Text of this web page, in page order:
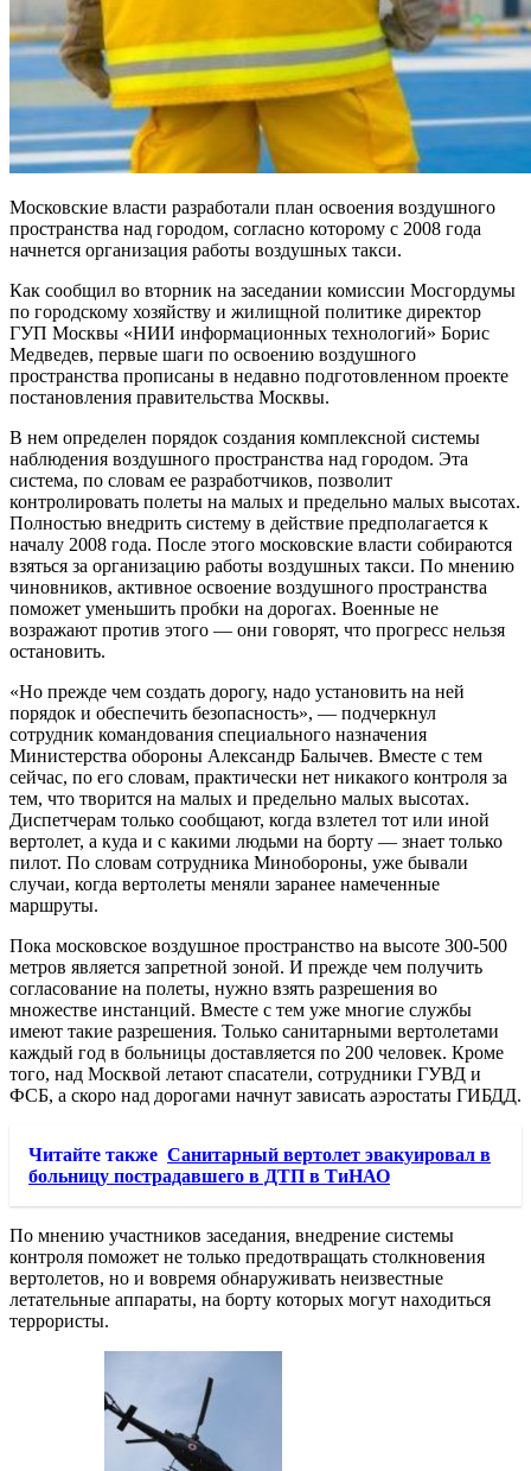
Московские власти разработали план освоения воздушного
пространства над городом, согласно которому с 2008 года
начнется организация работы воздушных такси.
Как сообщил во вторник на заседании комиссии Мосгордумы
по городскому хозяйству и жилищной политике директор
ГУП Москвы «НИИ информационных технологий» Борис
Медведев, первые шаги по освоению воздушного
пространства прописаны в недавно подготовленном проекте
постановления правительства Москвы.
В нем определен порядок создания комплексной системы
наблюдения воздушного пространства над городом. Эта
система, по словам ее разработчиков, позволит
контролировать полеты на малых и предельно малых высотах.
Полностью внедрить систему в действие предполагается к
началу 2008 года. После этого московские власти собираются
взяться за организацию работы воздушных такси. По мнению
чиновников, активное освоение воздушного пространства
поможет уменьшить пробки на дорогах. Военные не
возражают против этого — они говорят, что прогресс нельзя
остановить.
«Но прежде чем создать дорогу, надо установить на ней
порядок и обеспечить безопасность», — подчеркнул
сотрудник командования специального назначения
Министерства обороны Александр Балычев. Вместе с тем
сейчас, по его словам, практически нет никакого контроля за
тем, что творится на малых и предельно малых высотах.
Диспетчерам только сообщают, когда взлетел тот или иной
вертолет, а куда и с какими людьми на борту — знает только
пилот. По словам сотрудника Минобороны, уже бывали
случаи, когда вертолеты меняли заранее намеченные
маршруты.
Пока московское воздушное пространство на высоте 300-500
метров является запретной зоной. И прежде чем получить
согласование на полеты, нужно взять разрешения во
множестве инстанций. Вместе с тем уже многие службы
имеют такие разрешения. Только санитарными вертолетами
каждый год в больницы доставляется по 200 человек. Кроме
того, над Москвой летают спасатели, сотрудники ГУВД и
ФСБ, а скоро над дорогами начнут зависать аэростаты ГИБДД.
Читайте также Санитарный вертолет эвакуировал в
больницу пострадавшего в ДТП в ТиНАО
По мнению участников заседания, внедрение системы
контроля поможет не только предотвращать столкновения
вертолетов, но и вовремя обнаруживать неизвестные
летательные аппараты, на борту которых могут находиться
террористы.